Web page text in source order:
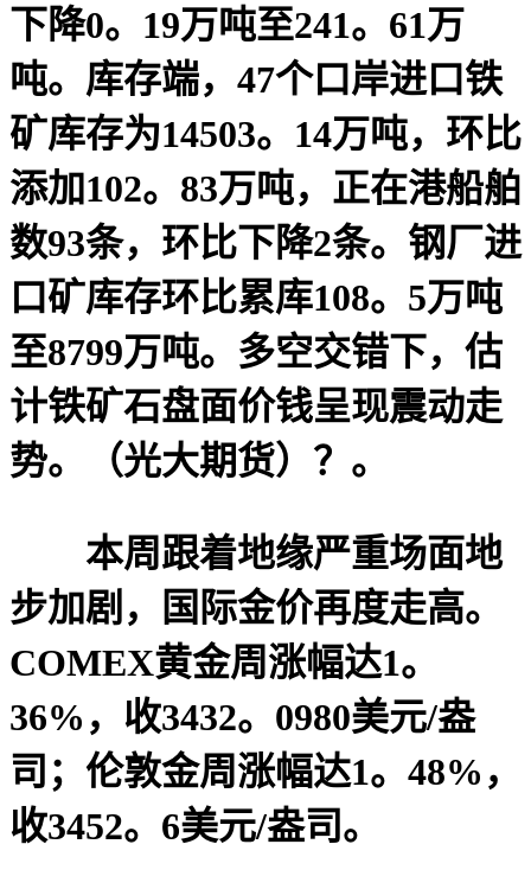
下降0。19万吨至241。61万
吨。库存端，47个口岸进口铁
矿库存为14503。14万吨，环比
添加102。83万吨，正在港船舶
数93条，环比下降2条。钢厂进
口矿库存环比累库108。5万吨
至8799万吨。多空交错下，估
计铁矿石盘面价钱呈现震动走
势。（光大期货）？。
本周跟着地缘严重场面地
步加剧，国际金价再度走高。
COMEX黄金周涨幅达1。
36%，收3432。0980美元/盎
司；伦敦金周涨幅达1。48%，
收3452。6美元/盎司。